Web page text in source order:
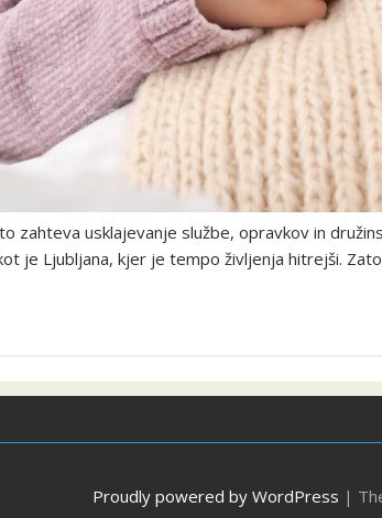
zahteva usklajevanje službe, opravkov in
je Ljubljana, kjer je tempo življenja hitrejši.
Proudly powered by WordPress |